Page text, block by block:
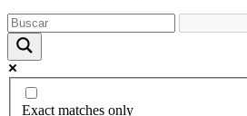
Exact matches only